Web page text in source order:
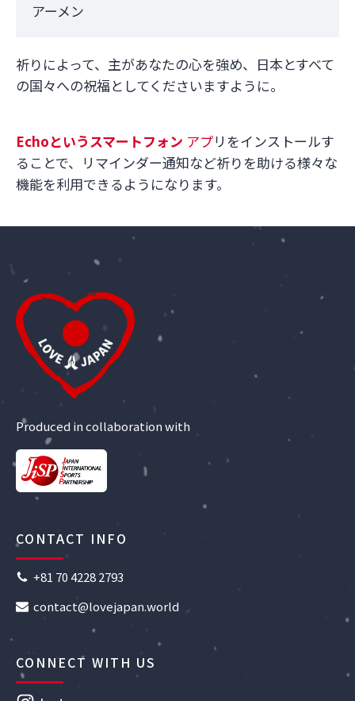
アーメン
祈りによって、主があなたの心を強め、日本とすべて
の国々への祝福としてくださいますように。
Echoというスマートフォン アプリをインストールす
ることで、リマインダー通知など祈りを助ける様々な
機能を利用できるようになります。
Produced in collaboration with
CONTACT INFO
+81 70 4228 2793
contact@lovejapan.world
CONNECT WITH US